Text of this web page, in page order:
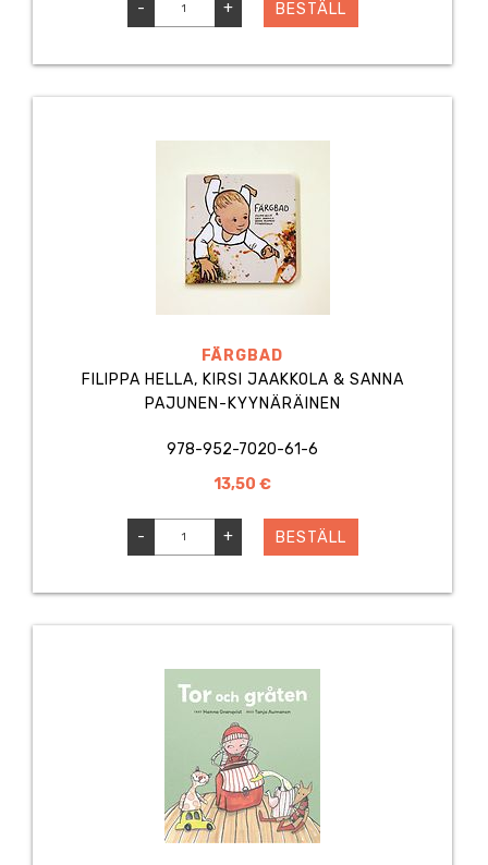
- + BESTÄLL
FÄRGBAD
FILIPPA HELLA, KIRSI JAAKKOLA & SANNA
PAJUNEN-KYYNÄRÄINEN
978-952-7020-61-6
13,50 €
- + BESTÄLL